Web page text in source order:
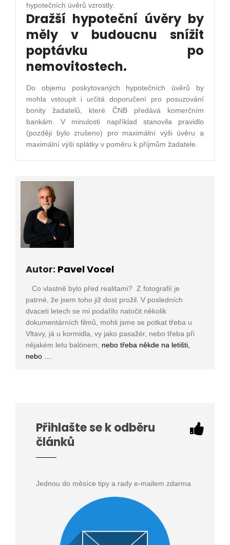
hypotečních úvěrů vzrostly.
Dražší hypoteční úvěry by
měly v budoucnu snížit
poptávku po
nemovitostech.
Do objemu poskytovaných hypotečních úvěrů by
mohla vstoupit i určitá doporučení pro posuzování
bonity žadatelů, které ČNB předává komerčním
bankám. V minulosti například stanovila pravidlo
(později bylo zrušeno) pro maximální výši úvěru a
maximální výši splátky v poměru k příjmům žadatele.
Autor: Pavel Vocel
Co vlastně bylo před realitami? Z fotografií je
patrné, že jsem toho již dost prožil. V posledních
dvaceti letech se mi podařilo natočit několik
dokumentárních filmů, mohli jsme se potkat třeba u
Vltavy, já u kormidla, vy jako pasažér, nebo třeba při
nějakém letu balónem, nebo třeba někde na letišti,
nebo …
Přihlašte se k odběru
článků
Jednou do měsíce tipy a rady e-mailem zdarma